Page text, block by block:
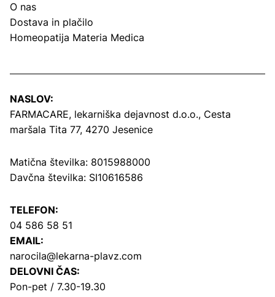
O nas
Dostava in plačilo
Homeopatija Materia Medica
NASLOV:
FARMACARE, lekarniška dejavnost d.o.o., Cesta
maršala Tita 77, 4270 Jesenice
Matična številka: 8015988000
Davčna številka: SI10616586
TELEFON:
04 586 58 51
EMAIL:
narocila@lekarna-plavz.com
DELOVNI ČAS:
Pon-pet / 7.30-19.30